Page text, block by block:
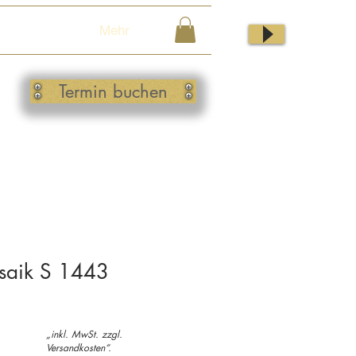
Mehr
Termin buchen
S 1443
„inkl. MwSt. zzgl.
Versandkosten“.